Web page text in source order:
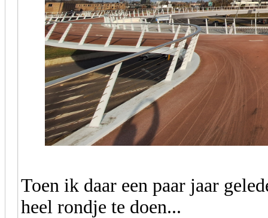
Toen ik daar een paar jaar
heel rondje te doen...